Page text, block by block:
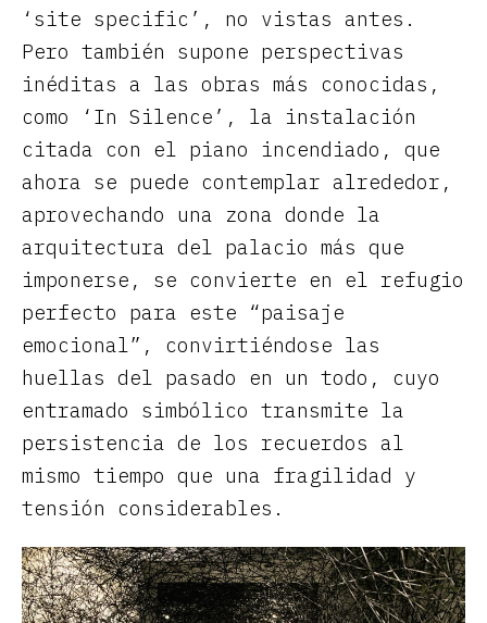
‘site specific’, no vistas antes.
Pero también supone perspectivas
inéditas a las obras más conocidas,
como ‘In Silence’, la instalación
citada con el piano incendiado, que
ahora se puede contemplar alrededor,
aprovechando una zona donde la
arquitectura del palacio más que
imponerse, se convierte en el refugio
perfecto para este “paisaje
emocional”, convirtiéndose las
huellas del pasado en un todo, cuyo
entramado simbólico transmite la
persistencia de los recuerdos al
mismo tiempo que una fragilidad y
tensión considerables.